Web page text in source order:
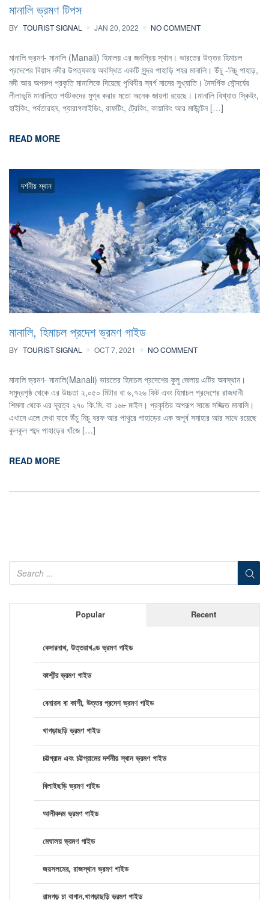
মানালি ভ্রমণ টিপস
BY TOURIST SIGNAL JAN 20, 2022 NO COMMENT
মানালি ভ্রমণ- মানালি (Manali) হিমালয় এর জনপ্রিয় স্থান। ভারতের উত্তর হিমাচল
প্রদেশের বিয়াস নদীর উপত্যকায় অবস্থিত একটি সুন্দর পাহাড়ি শহর মানালি। উঁচু -নিচু পাহাড়,
নদী আর অপরুপ প্রকৃতি মানালিকে দিয়েছে পৃথিবীর স্বর্গ নামের সুখ্যাতি। নৈসর্গিক সৌন্দর্যের
লীলাভূমি মানালিতে পর্যটকদের মুগ্ধ করার মতো অনেক জায়গা রয়েছে।।মানালি বিখ্যাত স্কিইং,
হাইকিং, পর্বতারহন, প্যারাগলাইডিং, রাফটিং, ট্রেকিং, কায়াকিং আর মাউন্টেন […]
READ MORE
দর্শনীয় স্থান
মানালি, হিমাচল প্রদেশ ভ্রমণ গাইড
BY TOURIST SIGNAL OCT 7, 2021 NO COMMENT
মানালি ভ্রমণ- মানালি(Manali) ভারতের হিমাচল প্রদেশের কুলু জেলায় এটির অবস্থান।
সমুদ্রপৃষ্ঠ থেকে এর উচ্চতা ২,০৫০ মিটার বা ৬,৭২৬ ফিট এবং হিমাচল প্রদেশের রাজধানী
শিমলা থেকে এর দূরত্ব ২৭০ কি.মি. বা ১৬৮ মাইল। প্রকৃতির অপরূপ সাজে সজ্জিত মানালি।
এখানে এলে দেখা যাবে উঁচু নিচু বরফ আর পাথুরে পাহাড়ের এক অপূর্ব সমাহার আর সাথে রয়েছে
কূলকূল শব্দে পাহাড়ের খাঁজে […]
READ MORE
Popular Recent
কেদারনাথ, উত্তরাখণ্ড ভ্রমণ গাইড
কাশ্মীর ভ্রমণ গাইড
বেনারস বা কাশী, উত্তর প্রদেশ ভ্রমণ গাইড
খাগড়াছড়ি ভ্রমণ গাইড
চট্টগ্রাম এবং চট্টগ্রামের দর্শনীয় স্থান ভ্রমণ গাইড
বিলাইছড়ি ভ্রমণ গাইড
আলীকদম ভ্রমণ গাইড
মেঘালয় ভ্রমণ গাইড
জয়সলমের, রাজস্থান ভ্রমণ গাইড
রামগড় চা বাগান,খাগড়াছড়ি ভ্রমণ গাইড